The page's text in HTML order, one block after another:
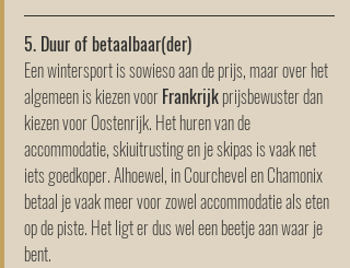
5. Duur of betaalbaar(der)
Een wintersport is sowieso aan de prijs, maar over het
algemeen is kiezen voor Frankrijk prijsbewuster dan
kiezen voor Oostenrijk. Het huren van de
accommodatie, skiuitrusting en je skipas is vaak net
iets goedkoper. Alhoewel, in Courchevel en Chamonix
betaal je vaak meer voor zowel accommodatie als eten
op de piste. Het ligt er dus wel een beetje aan waar je
bent.